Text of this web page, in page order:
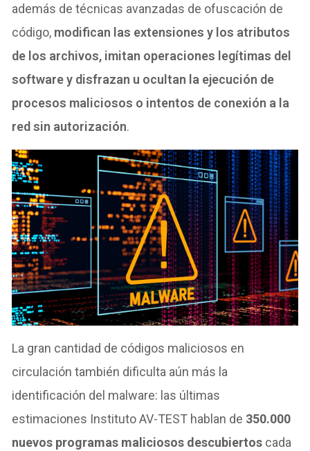
además de técnicas avanzadas de ofuscación de
código, modifican las extensiones y los atributos
de los archivos, imitan operaciones legítimas del
software y disfrazan u ocultan la ejecución de
procesos maliciosos o intentos de conexión a la
red sin autorización.
La gran cantidad de códigos maliciosos en
circulación también dificulta aún más la
identificación del malware: las últimas
estimaciones Instituto AV-TEST hablan de 350.000
nuevos programas maliciosos descubiertos cada